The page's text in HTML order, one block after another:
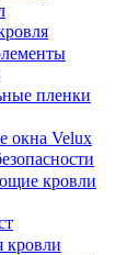
пленки
окна Velux
кровли
кровли